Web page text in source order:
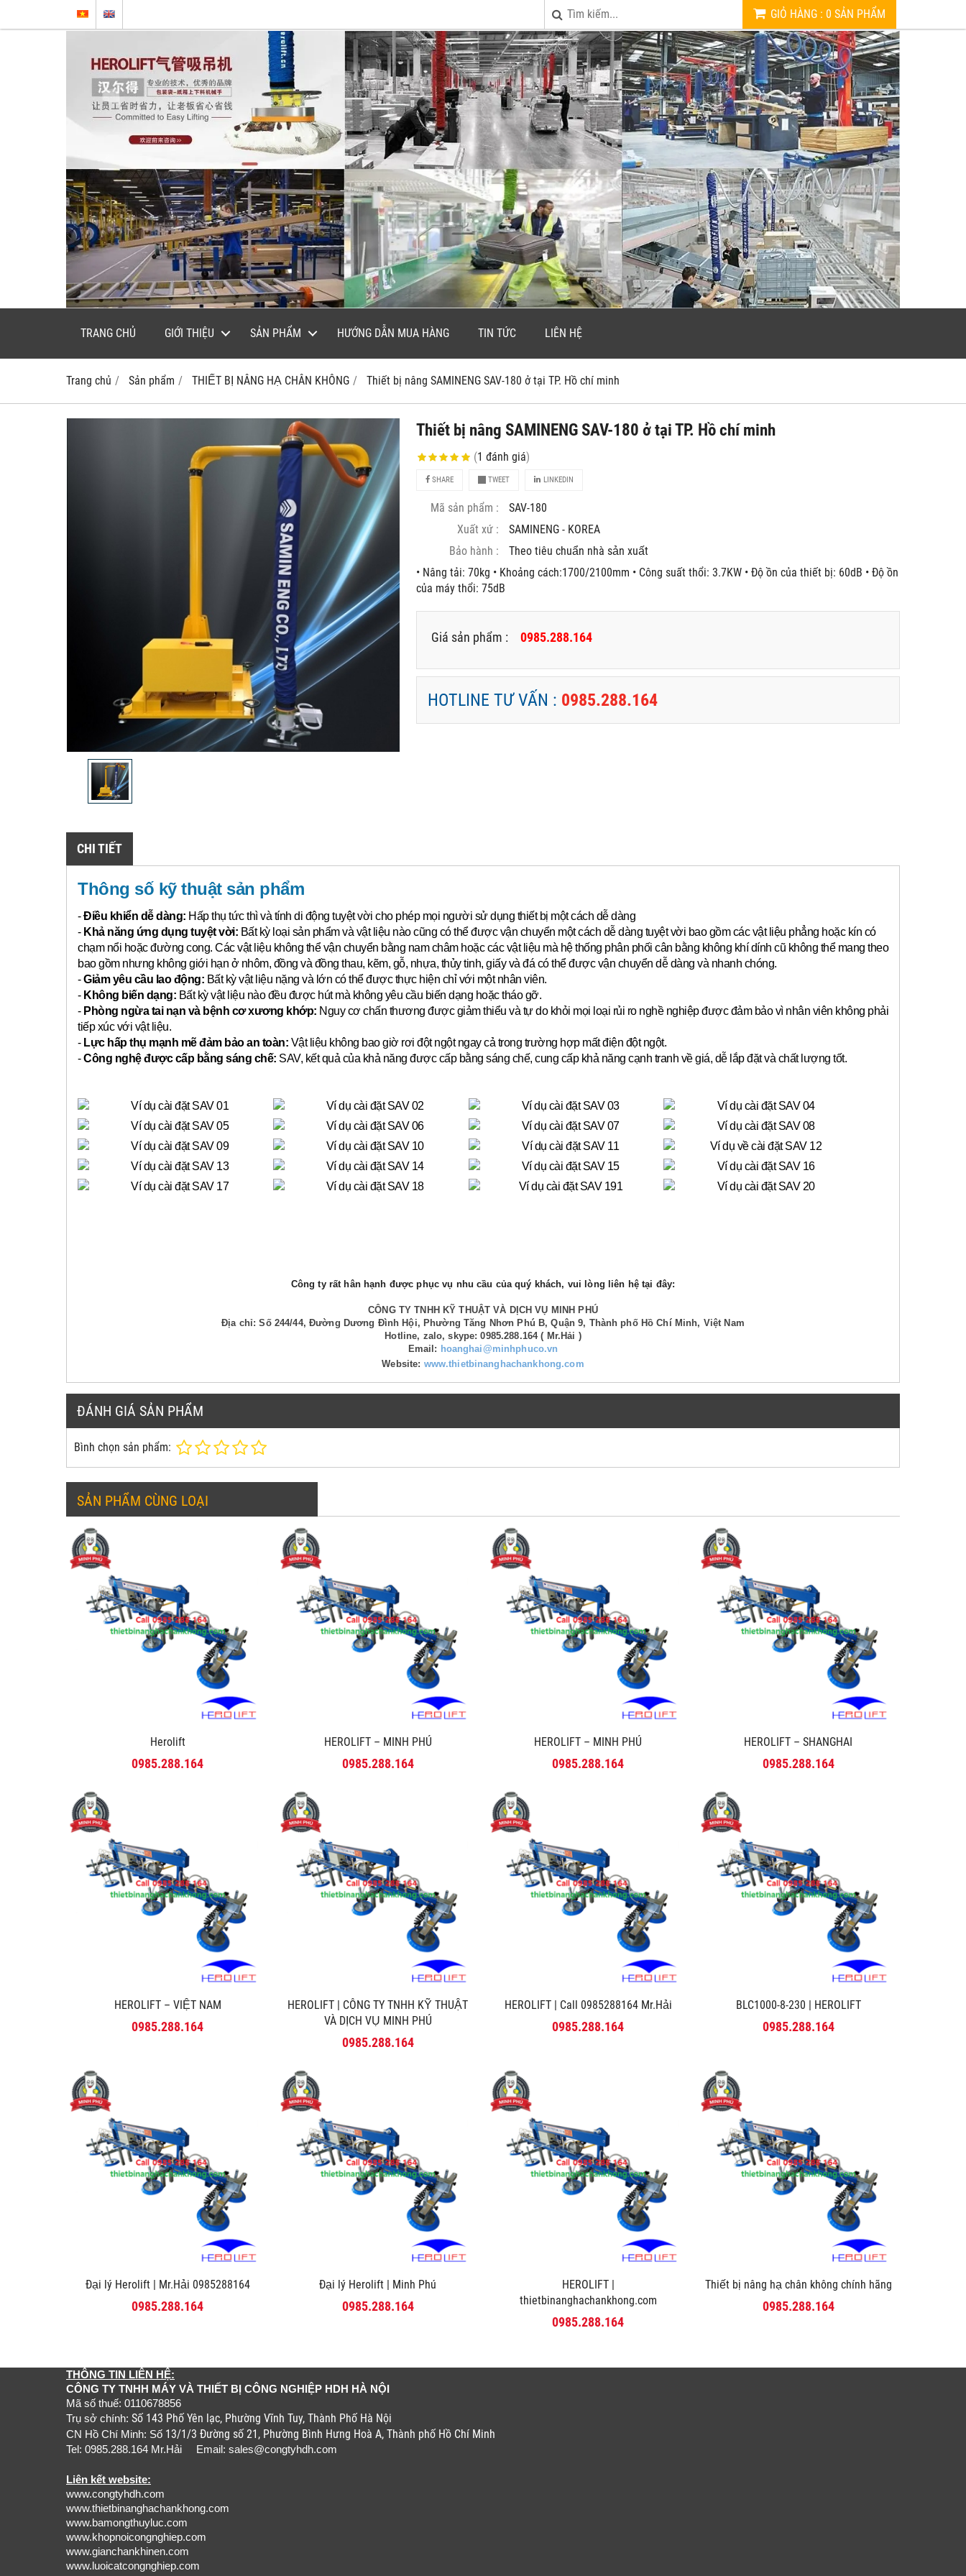
GIỎ HÀNG : 0 SẢN PHẨM
TRANG CHỦ GIỚI THIỆU SẢN PHẨM HƯỚNG DẪN MUA HÀNG TIN TỨC LIÊN HỆ
Trang chủ Sản phẩm THIẾT BỊ NÂNG HẠ CHÂN KHÔNG Thiết bị nâng SAMINENG SAV-180 ở tại TP. Hồ chí minh
Thiết bị nâng SAMINENG SAV-180 ở tại TP. Hồ chí minh
(1đánh giá)
SHARE TWEET LINKEDIN
Mã sản phẩm :
SAV-180
Xuất xứ :
SAMINENG - KOREA
Bảo hành :
Theo tiêu chuẩn nhà sản xuất
• Nâng tải: 70kg • Khoảng cách:1700/2100mm • Công suất thổi: 3.7KW • Độ ồn của thiết bị: 60dB • Độ ồn
của máy thổi: 75dB
Giá sản phẩm : 0985.288.164
HOTLINE TƯ VẤN : 0985.288.164
CHI TIẾT
Thông số kỹ thuật sản phẩm
-Điều khiển dễ dàng: Hấp thụ tức thì và tính di động tuyệt vời cho phép mọi người sử dụng thiết bị một cách dễ dàng
- Khả năng ứng dụng tuyệt vời: Bất kỳ loại sản phẩm và vật liệu nào cũng có thể được vận chuyển một cách dễ dàng tuyệt vời bao gồm các vật liệu phẳng hoặc kín có
chạm nổi hoặc đường cong. Các vật liệu không thể vận chuyển bằng nam châm hoặc các vật liệu mà hệ thống phân phối cân bằng không khí dính cũ không thể mang theo
bao gồm nhưng không giới hạn ở nhôm, đồng và đồng thau, kẽm, gỗ, nhựa, thủy tinh, giấy và đá có thể được vận chuyển dễ dàng và nhanh chóng.
-Giảm yêu cầu lao động: Bất kỳ vật liệu nặng và lớn có thể được thực hiện chỉ với một nhân viên.
- Không biến dạng: Bất kỳ vật liệu nào đều được hút mà không yêu cầu biến dạng hoặc tháo gỡ.
- Phòng ngừa tai nạn và bệnh cơ xương khớp: Nguy cơ chấn thương được giảm thiểu và tự do khỏi mọi loại rủi ro nghề nghiệp được đảm bảo vì nhân viên không phải
tiếp xúc với vật liệu.
- Lực hấp thụ mạnh mẽ đảm bảo an toàn: Vật liệu không bao giờ rơi đột ngột ngay cả trong trường hợp mất điện đột ngột.
-Công nghệ được cấp bằng sáng chế: SAV, kết quả của khả năng được cấp bằng sáng chế, cung cấp khả năng cạnh tranh về giá, dễ lắp đặt và chất lượng tốt.
Công ty rất hân hạnh được phục vụ nhu cầu của quý khách, vui lòng liên hệ tại đây:
CÔNG TY TNHH KỸ THUẬT VÀ DỊCH VỤ MINH PHÚ
Địa chỉ: Số 244/44, Đường Dương Đình Hội, Phường Tăng Nhơn Phú B, Quận 9, Thành phố Hồ Chí Minh, Việt Nam
Hotline, zalo, skype: 0985.288.164 ( Mr.Hải )
Email: hoanghai@minhphuco.vn
Website: www.thietbinanghachankhong.com
ĐÁNH GIÁ SẢN PHẨM
Bình chọn sản phẩm:
SẢN PHẨM CÙNG LOẠI
Herolift
0985.288.164
HEROLIFT – MINH PHÚ
0985.288.164
HEROLIFT – MINH PHÚ
0985.288.164
HEROLIFT – SHANGHAI
0985.288.164
HEROLIFT – VIỆT NAM
0985.288.164
HEROLIFT | CÔNG TY TNHH KỸ THUẬT
VÀ DỊCH VỤ MINH PHÚ
0985.288.164
HEROLIFT | Call 0985288164 Mr.Hải
0985.288.164
BLC1000-8-230 | HEROLIFT
0985.288.164
Đại lý Herolift | Mr.Hải 0985288164
0985.288.164
Đại lý Herolift | Minh Phú
0985.288.164
HEROLIFT |
thietbinanghachankhong.com
0985.288.164
Thiết bị nâng hạ chân không chính hãng
0985.288.164
THÔNG TIN LIÊN HỆ:
CÔNG TY TNHH MÁY VÀ THIẾT BỊ CÔNG NGHIỆP HDH HÀ NỘI
Mã số thuế: 0110678856
Trụ sở chính: Số 143 Phố Yên lạc, Phường Vĩnh Tuy, Thành Phố Hà Nội
CN Hồ Chí Minh: Số 13/1/3 Đường số 21, Phường Bình Hưng Hoà A, Thành phố Hồ Chí Minh
Tel: 0985.288.164 Mr.Hải Email: sales@congtyhdh.com
Liên kết website:
www.congtyhdh.com
www.thietbinanghachankhong.com
www.bamongthuyluc.com
www.khopnoicongnghiep.com
www.gianchankhinen.com
www.luoicatcongnghiep.com